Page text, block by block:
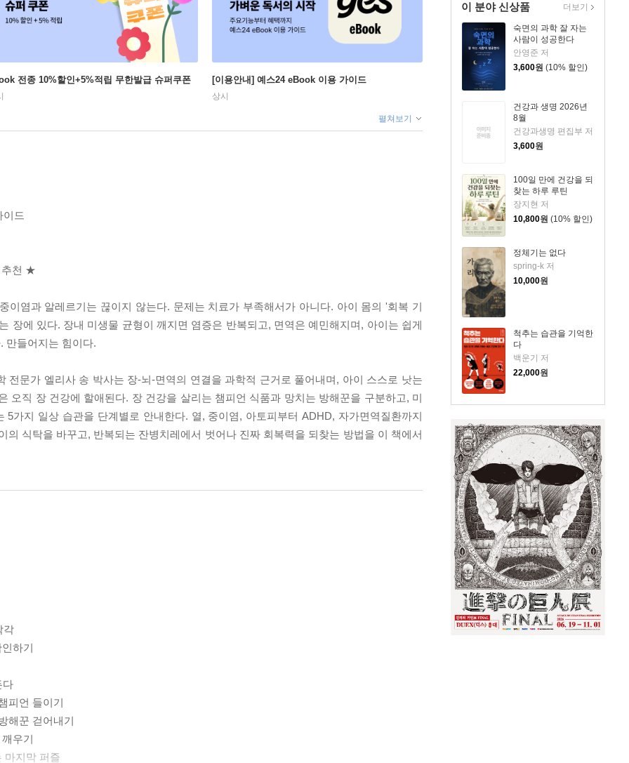
이 분야 신상품
숙면의 과학 잘 자는
사람이 성공한다
안영준 저
3,600원 (10% 할인)
건강과 생명 2026년
8월
건강과생명 편집부 저
3,600원
100일 만에 건강을 되
찾는 하루 루틴
장지현 저
10,800원 (10% 할인)
정체기는 없다
spring-k 저
10,000원
척추는 습관을 기억한
다
백운기 저
22,000원
더보기
전종 10%할인+5%적립 무한발급 슈퍼쿠폰 [이용안내] 예스24 eBook 이용 가이드
상시
펼쳐보기
이드
추천 ★
이염과 알레르기는 끊이지 않는다. 문제는 치료가 부족해서가 아니다. 아이 몸의 '회복 기
장에 있다. 장내 미생물 균형이 깨지면 염증은 반복되고, 면역은 예민해지며, 아이는 쉽게
만들어지는 힘이다.
전문가 엘리사 송 박사는 장-뇌-면역의 연결을 과학적 근거로 풀어내며, 아이 스스로 낫는
오직 장 건강에 할애된다. 장 건강을 살리는 챔피언 식품과 망치는 방해꾼을 구분하고, 미
5가지 일상 습관을 단계별로 안내한다. 열, 중이염, 아토피부터 ADHD, 자가면역질환까지
의 식탁을 바꾸고, 반복되는 잔병치레에서 벗어나 진짜 회복력을 되찾는 방법을 이 책에서
각
하기
다
피언 들이기
해꾼 걷어내기
우기
마지막 퍼즐